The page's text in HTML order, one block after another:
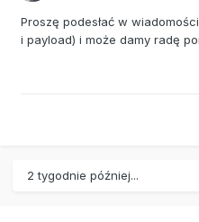
Proszę podesłać w
i payload) i może damy radę
2 tygodnie później...